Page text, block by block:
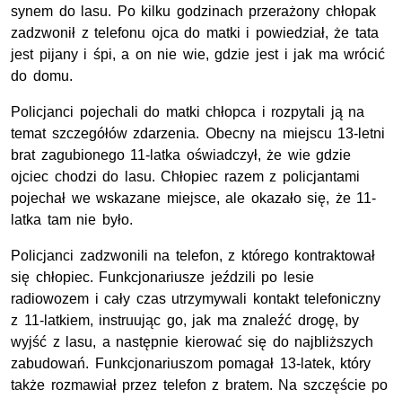
synem do lasu. Po kilku godzinach przerażony chłopak
zadzwonił z telefonu ojca do matki i powiedział, że tata
jest pijany i śpi, a on nie wie, gdzie jest i jak ma wrócić
do domu.
Policjanci pojechali do matki chłopca i rozpytali ją na
temat szczegółów zdarzenia. Obecny na miejscu 13-letni
brat zagubionego 11-latka oświadczył, że wie gdzie
ojciec chodzi do lasu. Chłopiec razem z policjantami
pojechał we wskazane miejsce, ale okazało się, że 11-
latka tam nie było.
Policjanci zadzwonili na telefon, z którego kontraktował
się chłopiec. Funkcjonariusze jeździli po lesie
radiowozem i cały czas utrzymywali kontakt telefoniczny
z 11-latkiem, instruując go, jak ma znaleźć drogę, by
wyjść z lasu, a następnie kierować się do najbliższych
zabudowań. Funkcjonariuszom pomagał 13-latek, który
także rozmawiał przez telefon z bratem. Na szczęście po